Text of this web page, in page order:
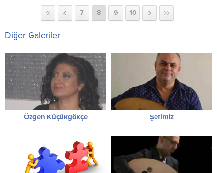
7 8 9 10
Diğer Galeriler
Özgen Küçükgökçe Şefimiz